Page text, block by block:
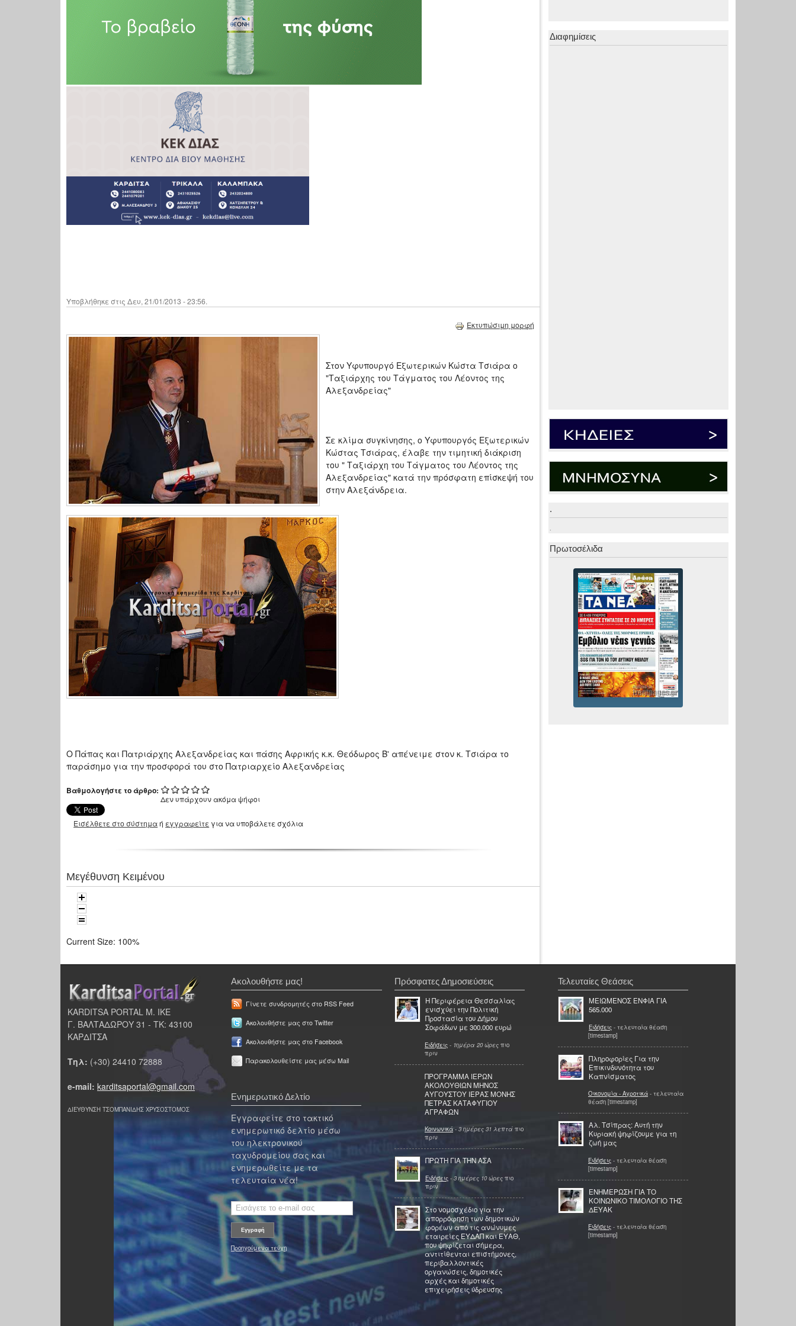
Υποβλήθηκε στις Δευ, 21/01/2013 - 23:56.
Εκτυπώσιμη μορφή
Στον Υφυπουργό Εξωτερικών Κώστα Τσιάρα ο
"Ταξιάρχης του Τάγματος του Λέοντος της
Αλεξανδρείας"
Σε κλίμα συγκίνησης, ο Υφυπουργός Εξωτερικών
Κώστας Τσιάρας, έλαβε την τιμητική διάκριση
του " Ταξιάρχη του Τάγματος του Λέοντος της
Αλεξανδρείας" κατά την πρόσφατη επίσκεψή του
στην Αλεξάνδρεια.
Ο Πάπας και Πατριάρχης Αλεξανδρείας και πάσης Αφρικής κ.κ. Θεόδωρος Β' απένειμε στον κ. Τσιάρα το
παράσημο για την προσφορά του στο Πατριαρχείο Αλεξανδρείας
Βαθμολογήστε το άρθρο:
Δεν υπάρχουν ακόμα ψήφοι
Εισέλθετε στο σύστημαή εγγραφείτε για να υποβάλετε σχόλια
Μεγέθυνση Κειμένου
Current Size: 100%
Διαφημίσεις
.
.
Πρωτοσέλιδα
KARDITSA PORTAL Μ. ΙΚΕ
Γ. ΒΑΛΤΑΔΩΡΟΥ 31 - ΤΚ: 43100
ΚΑΡΔΙΤΣΑ
Τηλ: (+30) 24410 72888
e-mail: karditsaportal@gmail.com
ΔΙΕΥΘΥΝΣΗ ΤΣΟΜΠΑΝΙΔΗΣ ΧΡΥΣΟΣΤΟΜΟΣ
Ακολουθήστε μας!
Γίνετε συνδρομητές στο RSS Feed
Ακολουθήστε μας στο Twitter
Ακολουθήστε μας στο Facebook
Παρακολουθείστε μας μέσω Mail
Ενημερωτικό Δελτίο
Εγγραφείτε στο τακτικό
ενημερωτικό δελτίο μέσω
του ηλεκτρονικού
ταχυδρομείου σας και
ενημερωθείτε με τα
τελευταία νέα!
Προηγούμενα τεύχη
Πρόσφατες Δημοσιεύσεις
Η Περιφέρεια Θεσσαλίας
ενισχύει την Πολιτική
Προστασία του Δήμου
Σοφάδων με 300.000 ευρώ
Ειδήσεις - 1ημέρα 20 ώρες πιο
πριν
ΠΡΟΓΡΑΜΜΑ ΙΕΡΩΝ
ΑΚΟΛΟΥΘΙΩΝ ΜΗΝΟΣ
ΑΥΓΟΥΣΤΟΥ ΙΕΡΑΣ ΜΟΝΗΣ
ΠΕΤΡΑΣ ΚΑΤΑΦΥΓΙΟΥ
ΑΓΡΑΦΩΝ
Κοινωνικά - 3 ημέρες 31 λεπτά πιο
πριν
ΠΡΩΤΗ ΓΙΑ ΤΗΝ ΑΣΑ
Ειδήσεις - 3 ημέρες 10 ώρες πιο
πριν
Στο νομοσχέδιο για την
απορρόφηση των δημοτικών
φορέων από τις ανώνυμες
εταιρείες ΕΥΔΑΠ και ΕΥΑΘ,
που ψηφίζεται σήμερα,
αντιτίθενται επιστήμονες,
περιβαλλοντικές
οργανώσεις, δημοτικές
αρχές και δημοτικές
επιχειρήσεις ύδρευσης
Τελευταίες Θεάσεις
ΜΕΙΩΜΕΝΟΣ ΕΝΦΙΑ ΓΙΑ
565.000
Ειδήσεις - τελευταία θέαση
[timestamp]
Πληροφορίες Για την
Επικινδυνότητα του
Καπνίσματος
Οικονομία - Αγροτικά - τελευταία
θέαση [timestamp]
Αλ. Τσίπρας: Αυτή την
Κυριακή ψηφίζουμε για τη
ζωή μας
Ειδήσεις - τελευταία θέαση
[timestamp]
ΕΝΗΜΕΡΩΣΗ ΓΙΑ ΤΟ
ΚΟΙΝΩΝΙΚΟ ΤΙΜΟΛΟΓΙΟ ΤΗΣ
ΔΕΥΑΚ
Ειδήσεις - τελευταία θέαση
[timestamp]